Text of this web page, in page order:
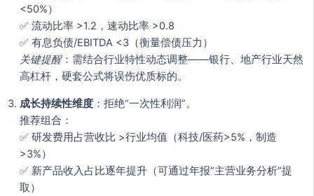
<50%）
✅ 流动比率 >1.2，速动比率 >0.8
✅ 有息负债/EBITDA <3（衡量偿债压力）
关键提醒：需结合行业特性动态调整——银行、地产行业天然
高杠杆，硬套公式将误伤优质标的。
成长持续性维度 ：拒绝“一次性利润”。
推荐组合：
✅ 研发费用占营收比 >行业均值（科技/医药>5%，制造
>3%）
✅ 新产品收入占比逐年提升（可通过年报“主营业务分析”提
取）